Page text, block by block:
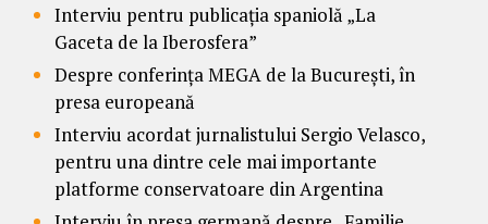
Interviu pentru publicația spaniolă „La
Gaceta de la Iberosfera”
Despre conferința MEGA de la București, în
presa europeană
Interviu acordat jurnalistului Sergio Velasco,
pentru una dintre cele mai importante
platforme conservatoare din Argentina